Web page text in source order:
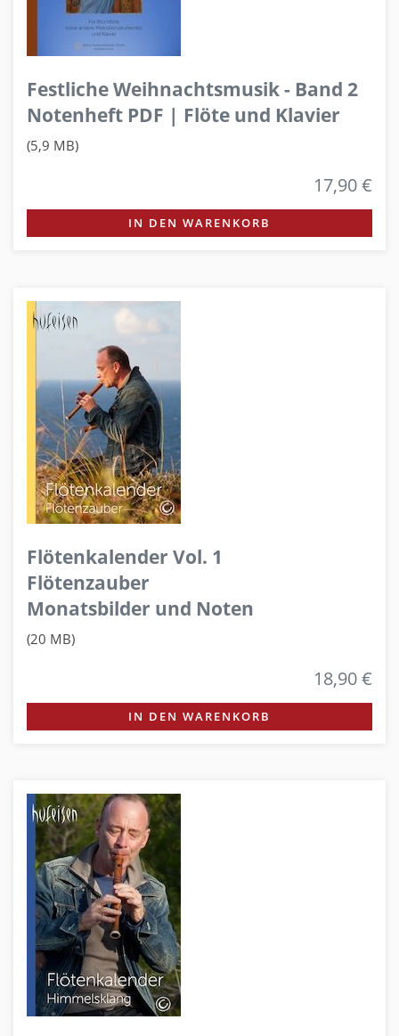
Festliche Weihnachtsmusik - Band 2
Notenheft PDF | Flöte und Klavier
(5,9 MB)
17,90 €
IN DEN WARENKORB
Flötenkalender Vol. 1
Flötenzauber
Monatsbilder und Noten
(20 MB)
18,90 €
IN DEN WARENKORB